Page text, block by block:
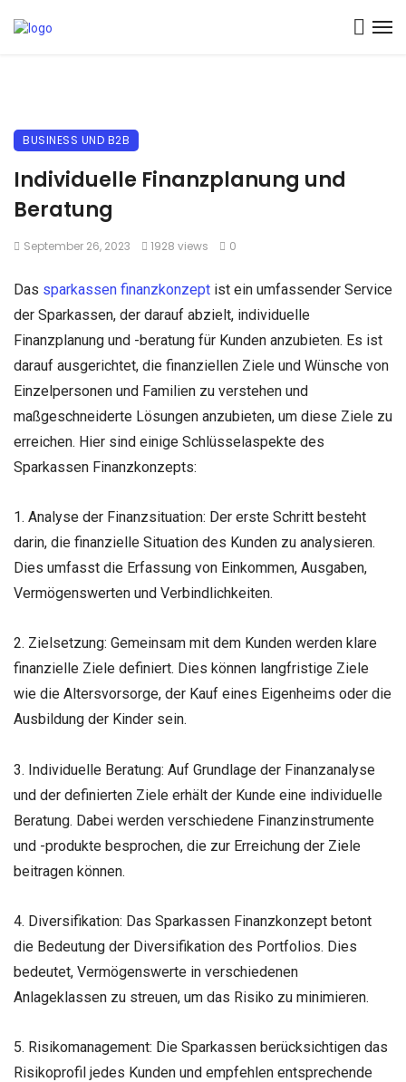
BUSINESS UND B2B
Individuelle Finanzplanung und
Beratung
September 26, 2023 1928 views 0
Das sparkassen finanzkonzept ist ein umfassender Service
der Sparkassen, der darauf abzielt, individuelle
Finanzplanung und -beratung für Kunden anzubieten. Es ist
darauf ausgerichtet, die finanziellen Ziele und Wünsche von
Einzelpersonen und Familien zu verstehen und
maßgeschneiderte Lösungen anzubieten, um diese Ziele zu
erreichen. Hier sind einige Schlüsselaspekte des
Sparkassen Finanzkonzepts:
1. Analyse der Finanzsituation: Der erste Schritt besteht
darin, die finanzielle Situation des Kunden zu analysieren.
Dies umfasst die Erfassung von Einkommen, Ausgaben,
Vermögenswerten und Verbindlichkeiten.
2. Zielsetzung: Gemeinsam mit dem Kunden werden klare
finanzielle Ziele definiert. Dies können langfristige Ziele
wie die Altersvorsorge, der Kauf eines Eigenheims oder die
Ausbildung der Kinder sein.
3. Individuelle Beratung: Auf Grundlage der Finanzanalyse
und der definierten Ziele erhält der Kunde eine individuelle
Beratung. Dabei werden verschiedene Finanzinstrumente
und -produkte besprochen, die zur Erreichung der Ziele
beitragen können.
4. Diversifikation: Das Sparkassen Finanzkonzept betont
die Bedeutung der Diversifikation des Portfolios. Dies
bedeutet, Vermögenswerte in verschiedenen
Anlageklassen zu streuen, um das Risiko zu minimieren.
5. Risikomanagement: Die Sparkassen berücksichtigen das
Risikoprofil jedes Kunden und empfehlen entsprechende